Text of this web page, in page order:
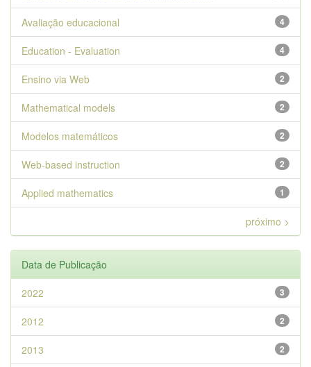
4
Avaliação educacional
4
Education - Evaluation
2
Ensino via Web
2
Mathematical models
2
Modelos matemáticos
2
Web-based instruction
1
Applied mathematics
próximo >
Data de Publicação
3
2022
2
2012
2
2013